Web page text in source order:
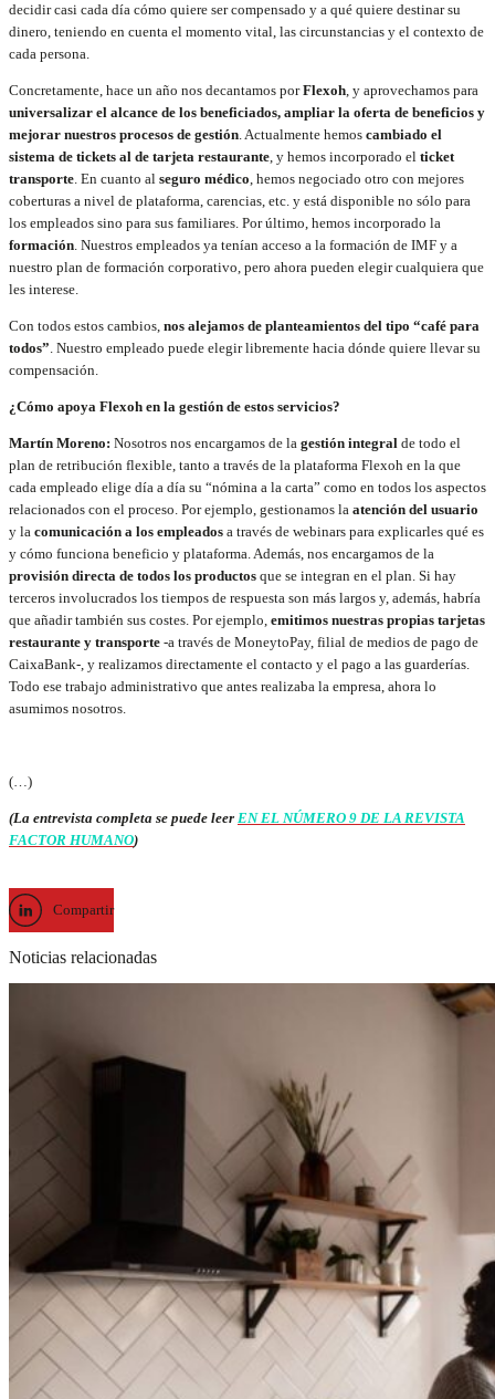
decidir casi cada día cómo quiere ser compensado y a qué quiere destinar su
dinero, teniendo en cuenta el momento vital, las circunstancias y el contexto de
cada persona.
Concretamente, hace un año nos decantamos porFlexoh, y aprovechamos para
universalizar el alcance de los beneficiados, ampliar la oferta de beneficios y
mejorar nuestros procesos de gestión. Actualmente hemos cambiado el
sistema de tickets al de tarjeta restaurante, y hemos incorporado el ticket
transporte. En cuanto al seguro médico, hemos negociado otro con mejores
coberturas a nivel de plataforma, carencias, etc. y está disponible no sólo para
los empleados sino para sus familiares. Por último, hemos incorporado la
formación. Nuestros empleados ya tenían acceso a la formación de IMF y a
nuestro plan de formación corporativo, pero ahora pueden elegir cualquiera que
les interese.
Con todos estos cambios, nos alejamos de planteamientos del tipo “café para
todos” . Nuestro empleado puede elegir libremente hacia dónde quiere llevar su
compensación.
¿Cómo apoya Flexoh en la gestión de estos servicios?
Martín Moreno: Nosotros nos encargamos de la gestión integral de todo el
plan de retribución flexible, tanto a través de la plataforma Flexoh en la que
cada empleado elige día a día su “nómina a la carta” como en todos los aspectos
relacionados con el proceso. Por ejemplo, gestionamos la atención del usuario
y la comunicación a los empleados a través de webinars para explicarles qué es
y cómo funciona beneficio y plataforma. Además, nos encargamos de la
provisión directa de todos los productos que se integran en el plan. Si hay
terceros involucrados los tiempos de respuesta son más largos y, además, habría
que añadir también sus costes. Por ejemplo, emitimos nuestras propias tarjetas
restaurante y transporte -a través de MoneytoPay, filial de medios de pago de
CaixaBank-, y realizamos directamente el contacto y el pago a las guarderías.
Todo ese trabajo administrativo que antes realizaba la empresa, ahora lo
asumimos nosotros.
(…)
(La entrevista completa se puede leer EN EL NÚMERO 9 DE LA REVISTA
FACTOR HUMANO)
Compartir
Noticias relacionadas